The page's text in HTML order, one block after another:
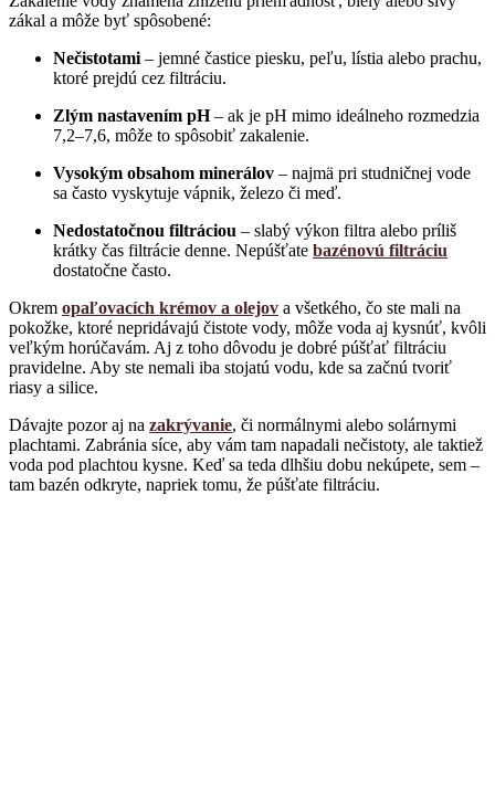
zákal a môže byť spôsobené:
Nečistotami – jemné častice piesku, peľu, lístia alebo prachu,
ktoré prejdú cez filtráciu.
Zlým nastavením pH– ak je pH mimo ideálneho rozmedzia
7,2–7,6, môže to spôsobiť zakalenie.
Vysokým obsahom minerálov – najmä pri studničnej vode
sa často vyskytuje vápnik, železo či meď.
Nedostatočnou filtráciou – slabý výkon filtra alebo príliš
krátky čas filtrácie denne. Nepúšťate bazénovú filtráciu
dostatočne často.
Okrem opaľovacích krémov a olejov a všetkého, čo ste mali na
pokožke, ktoré nepridávajú čistote vody, môže voda aj kysnúť, kvôli
veľkým horúčavám. Aj z toho dôvodu je dobré púšťať filtráciu
pravidelne. Aby ste nemali iba stojatú vodu, kde sa začnú tvoriť
riasy a silice.
Dávajte pozor aj na zakrývanie, či normálnymi alebo solárnymi
plachtami. Zabránia síce, aby vám tam napadali nečistoty, ale taktiež
voda pod plachtou kysne. Keď sa teda dlhšiu dobu nekúpete, sem –
tam bazén odkryte, napriek tomu, že púšťate filtráciu.